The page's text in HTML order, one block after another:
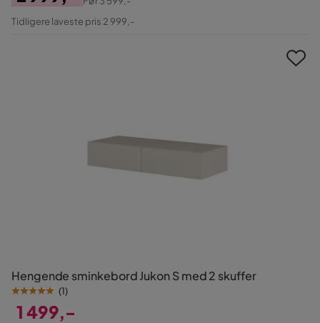
Pris
Original
Tidligere laveste pris 2 999,-
Hengende sminkebord Jukon S med 2 skuffer
(1)
1 499,-